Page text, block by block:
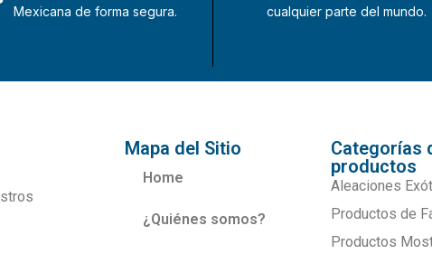
Mexicana de forma segura.
cualquier parte del mundo.
Mapa del Sitio
Home
¿Quiénes somos?
Categorías
productos
Aleaciones
Productos de
Productos